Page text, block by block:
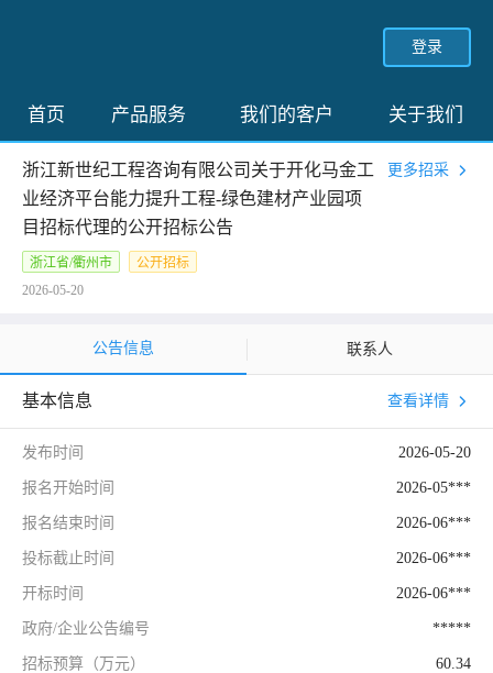
登录
首页 产品服务 我们的客户 关于我们
浙江新世纪工程咨询有限公司关于开化马金工
业经济平台能力提升工程-绿色建材产业园项
目招标代理的公开招标公告
更多招采
浙江省/衢州市
公开招标
2026-05-20
公告信息 联系人
基本信息 查看详情
发布时间 2026-05-20
报名开始时间 2026-05***
报名结束时间 2026-06***
投标截止时间 2026-06***
开标时间 2026-06***
政府/企业公告编号 *****
招标预算（万元） 60.34